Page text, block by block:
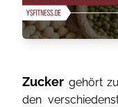
Zucker gehört
den